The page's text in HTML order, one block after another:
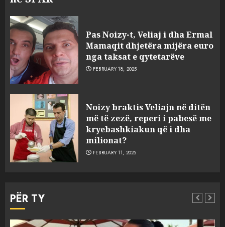
Pas Noizy-t, Veliaj i dha Ermal
Mamaqit dhjetëra mijëra euro
nga taksat e qytetarëve
FEBRUARY 18, 2025
Noizy braktis Veliajn në ditën
më të zezë, reperi i pabesë me
kryebashkiakun që i dha
milionat?
FEBRUARY 11, 2025
PËR TY
3
sulmuan “One Albania”,
ngjarja u fsheh. A u vodhën
serverat?
MARCH 25, 2025
4 MARCH 25, 2025